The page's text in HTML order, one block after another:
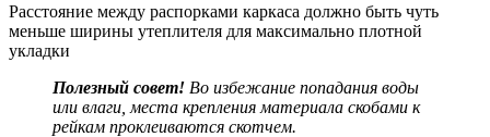
Расстояние между распорками каркаса должно быть чуть
меньше ширины утеплителя для максимально плотной
укладки
Полезный совет! Во избежание попадания воды
или влаги, места крепления материала скобами к
рейкам проклеиваются скотчем.